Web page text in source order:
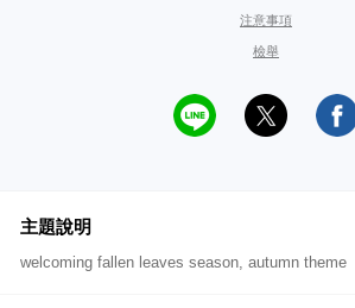
注意事項
檢舉
主題說明
welcoming fallen leaves season, autumn theme